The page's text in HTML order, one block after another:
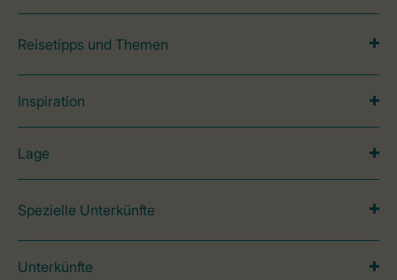
Reisetipps und Themen
Inspiration
Lage
Spezielle Unterkünfte
Unterkünfte